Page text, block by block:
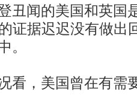
闻的美国和英国
证据迟迟没有做出
。
，美国曾在有需